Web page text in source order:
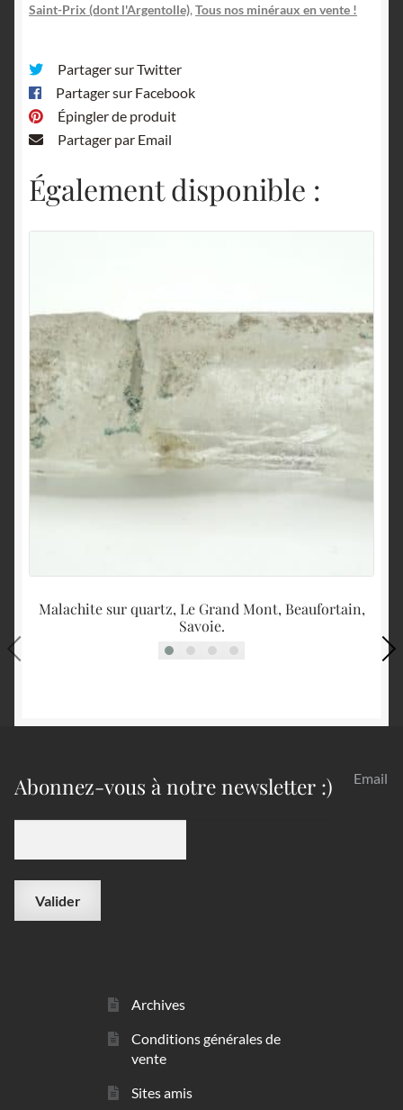
Saint-Prix (dont l'Argentolle), Tous nos minéraux en vente !
Partager sur Twitter
Partager sur Facebook
Épingler de produit
Partager par Email
Également disponible :
Malachite sur quartz, Le Grand Mont, Beaufortain,
Savoie.
Abonnez-vous à notre newsletter :) Email
Archives
Conditions générales de
vente
Sites amis